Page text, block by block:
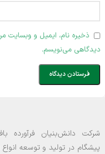
ذخیره نام، ایمیل و وبسایت
دیدگاهی می‌نویسم.
پیشگام در تولید و توسعه انواع